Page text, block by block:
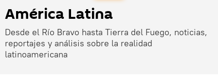
América Latina
Desde el Río Bravo hasta Tierra del Fuego, noticias,
reportajes y análisis sobre la realidad
latinoamericana